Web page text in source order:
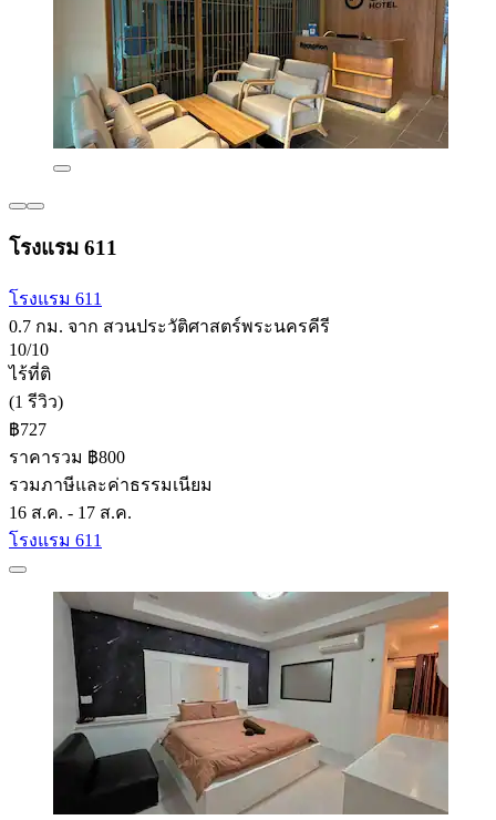
โรงแรม 611
โรงแรม 611
0.7 กม. จาก สวนประวัติศาสตร์พระนครคีรี
10/10
ไร้ที่ติ
(1 รีวิว)
฿727
ราคารวม ฿800
รวมภาษีและค่าธรรมเนียม
16 ส.ค. - 17 ส.ค.
โรงแรม 611